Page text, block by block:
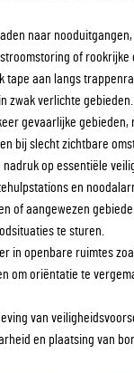
naar
of rookrijke
tape aan langs
zwak verlichte gebieden.
gevaarlijke gebieden,
bij slecht zichtbare
op essentiële
en
of aangewezen
te sturen.
in openbare ruimtes
om oriëntatie te
van
en plaatsing van